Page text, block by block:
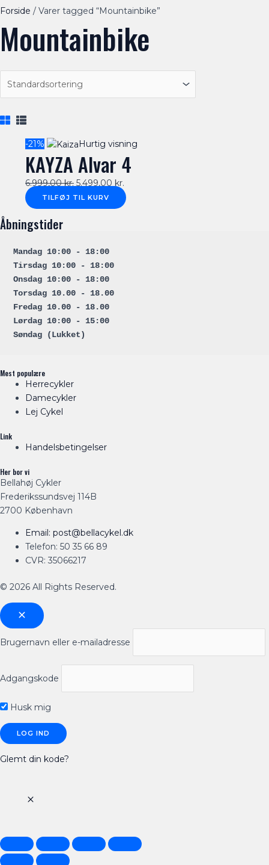
Forside / Varer tagged “Mountainbike”
Mountainbike
-21% Hurtig visning
KAYZA Alvar 4
6.999,00kr.
Original
price
was:
6.999,00 kr..
5.499,00 kr.
Current
price
is:
TILFØJ TIL KURV
Åbningstider
Mandag 10:00 - 18:00
Tirsdag 10:00 - 18:00
Onsdag 10:00 - 18:00
Torsdag 10.00 - 18.00
Fredag 10.00 - 18.00
Lørdag 10:00 - 15:00
Søndag (Lukket)
Mest populære
Herrecykler
Damecykler
Lej Cykel
Link
Handelsbetingelser
Her bor vi
Bellahøj Cykler
Frederikssundsvej 114B
2700 København
Email: post@bellacykel.dk
Telefon: 50 35 66 89
CVR: 35066217
© 2026 All Rights Reserved.
Brugernavn eller e-mailadresse
Adgangskode
Husk mig
Glemt din kode?